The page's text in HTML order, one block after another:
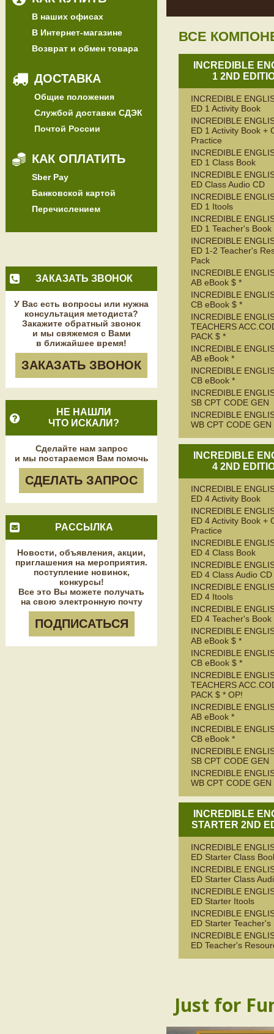
В наших офисах
В Интернет-магазине
Возврат и обмен товара
ДОСТАВКА
Общие положения
Службой доставки СДЭК
Почтой России
КАК ОПЛАТИТЬ
Sber Pay
Банковской картой
Перечислением
ЗАКАЗАТЬ ЗВОНОК
У Вас есть вопросы или нужна
консультация методиста?
Закажите обратный звонок
и мы свяжемся с Вами
в ближайшее время!
ЗАКАЗАТЬ ЗВОНОК
НЕ НАШЛИ
ЧТО ИСКАЛИ?
Сделайте нам запрос
и мы постараемся Вам помочь
СДЕЛАТЬ ЗАПРОС
РАССЫЛКА
Новости, объявления, акции,
приглашения на мероприятия.
поступление новинок,
конкурсы!
Все это Вы можете получать
на свою электронную почту
ПОДПИСАТЬСЯ
ВСЕ
INCREDIBLE
1 2ND
INCREDIBLE
ED 1 Activity Book
INCREDIBLE
ED 1 Activity Book +
Practice
INCREDIBLE
ED 1 Class Book
INCREDIBLE
ED Class Audio CD
INCREDIBLE
ED 1 Itools
INCREDIBLE
ED 1 Teacher's Book
INCREDIBLE
ED 1-2 Teacher's
Pack
INCREDIBLE
AB eBook $ *
INCREDIBLE
CB eBook $ *
INCREDIBLE
TEACHERS
PACK $ *
INCREDIBLE
AB eBook *
INCREDIBLE
CB eBook *
INCREDIBLE
SB CPT CODE GEN
INCREDIBLE
WB CPT CODE GEN
INCREDIBLE
4 2ND
INCREDIBLE
ED 4 Activity Book
INCREDIBLE
ED 4 Activity Book +
Practice
INCREDIBLE
ED 4 Class Book
INCREDIBLE
ED 4 Class Audio CD
INCREDIBLE
ED 4 Itools
INCREDIBLE
ED 4 Teacher's Book
INCREDIBLE
AB eBook $ *
INCREDIBLE
CB eBook $ *
INCREDIBLE
TEACHERS
PACK $ * OP!
INCREDIBLE
AB eBook *
INCREDIBLE
CB eBook *
INCREDIBLE
SB CPT CODE GEN
INCREDIBLE
WB CPT CODE GEN
INCREDIBLE
STARTER 2ND
INCREDIBLE
ED Starter Class
INCREDIBLE
ED Starter Class
INCREDIBLE
ED Starter Itools
INCREDIBLE
ED Starter Teacher's
INCREDIBLE
ED Teacher's
Just for